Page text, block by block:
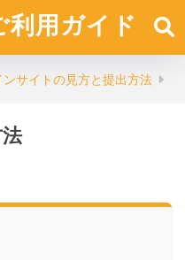
利用ガイド
ンサイトの見方と提出方法